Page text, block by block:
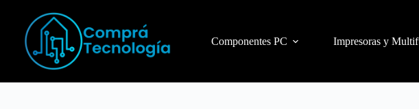
Componentes PC Impresoras y